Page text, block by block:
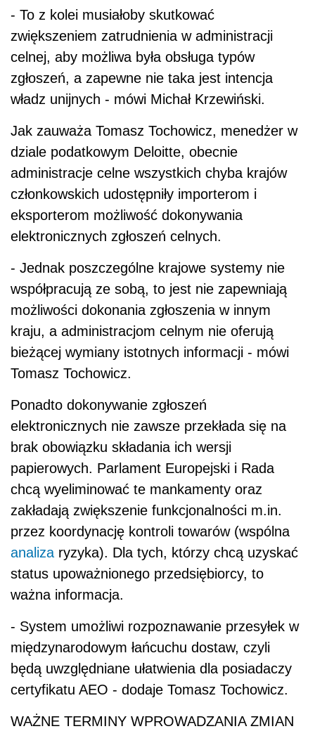
- To z kolei musiałoby skutkować
zwiększeniem zatrudnienia w administracji
celnej, aby możliwa była obsługa typów
zgłoszeń, a zapewne nie taka jest intencja
władz unijnych - mówi Michał Krzewiński.
Jak zauważa Tomasz Tochowicz, menedżer w
dziale podatkowym Deloitte, obecnie
administracje celne wszystkich chyba krajów
członkowskich udostępniły importerom i
eksporterom możliwość dokonywania
elektronicznych zgłoszeń celnych.
- Jednak poszczególne krajowe systemy nie
współpracują ze sobą, to jest nie zapewniają
możliwości dokonania zgłoszenia w innym
kraju, a administracjom celnym nie oferują
bieżącej wymiany istotnych informacji - mówi
Tomasz Tochowicz.
Ponadto dokonywanie zgłoszeń
elektronicznych nie zawsze przekłada się na
brak obowiązku składania ich wersji
papierowych. Parlament Europejski i Rada
chcą wyeliminować te mankamenty oraz
zakładają zwiększenie funkcjonalności m.in.
przez koordynację kontroli towarów (wspólna
analizaryzyka). Dla tych, którzy chcą uzyskać
status upoważnionego przedsiębiorcy, to
ważna informacja.
- System umożliwi rozpoznawanie przesyłek w
międzynarodowym łańcuchu dostaw, czyli
będą uwzględniane ułatwienia dla posiadaczy
certyfikatu AEO - dodaje Tomasz Tochowicz.
WAŻNE TERMINY WPROWADZANIA ZMIAN